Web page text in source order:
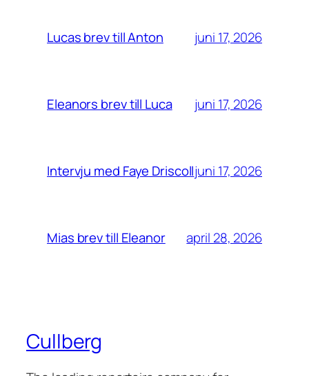
Lucas brev till Anton juni 17, 2026
Eleanors brev till Luca juni 17, 2026
Intervju med Faye Driscolljuni 17, 2026
Mias brev till Eleanor april 28, 2026
Cullberg